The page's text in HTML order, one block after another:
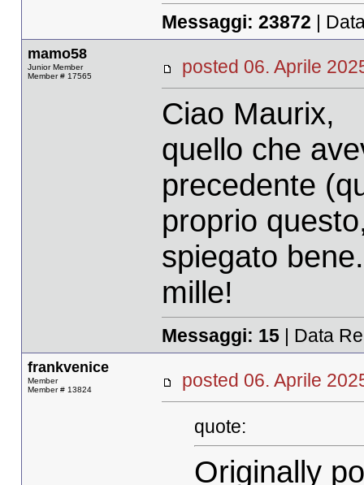
Messaggi: 23872 |
mamo58
Junior Member
Member # 17565
posted 06. Aprile
Ciao Maurix,
quello che
precedente
proprio
spiegato
mille!
Messaggi: 15| Data
frankvenice
Member
Member # 13824
posted 06. Aprile
quote:
Originally